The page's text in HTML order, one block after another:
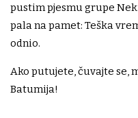
pustim pjesmu grupe
pala na pamet: Teška
odnio.
Ako putujete, čuvajte se,
Batumija!